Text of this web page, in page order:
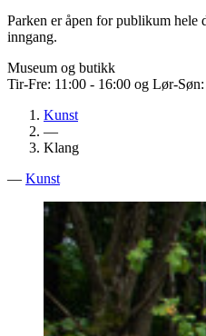
Parken er åpen for publikum hele
inngang.
Museum og butikk
Tir-Fre: 11:00 - 16:00 og Lør-
Kunst
—
Klang
— Kunst